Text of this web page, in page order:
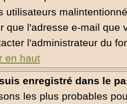
utilisateurs
que l'adresse e-mail que
l'administrateur du
en haut
enregistré dans le
les plus probables